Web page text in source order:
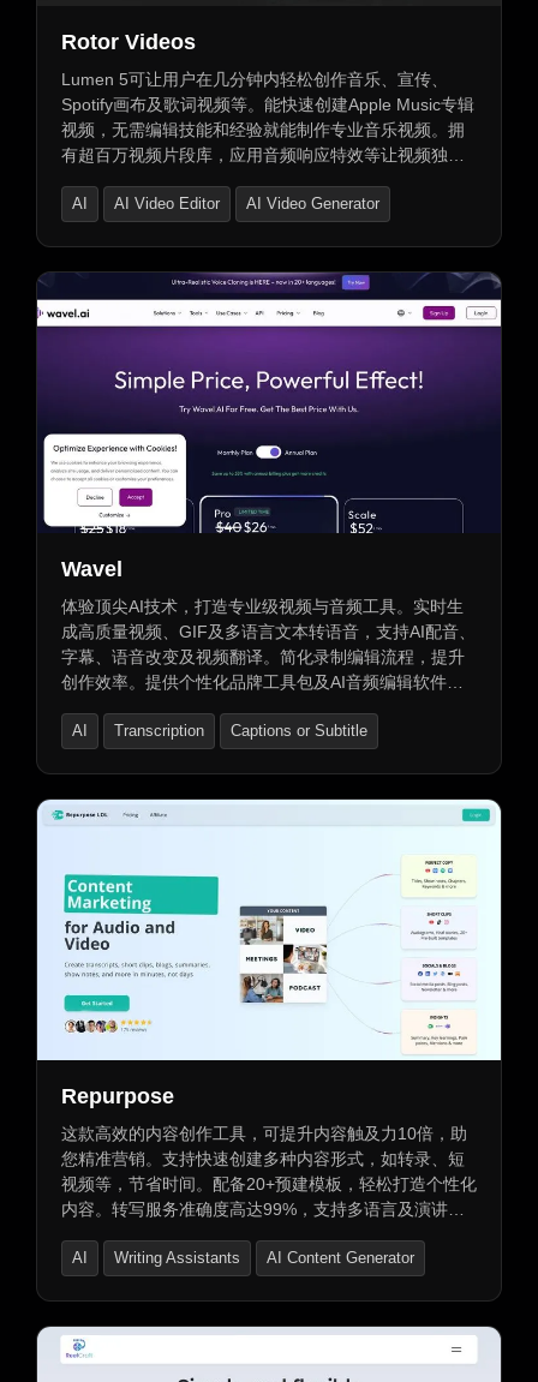
Rotor Videos
Lumen 5可让用户在几分钟内轻松创作音乐、宣传、
Spotify画布及歌词视频等。能快速创建Apple Music专辑
视频，无需编辑技能和经验就能制作专业音乐视频。拥
有超百万视频片段库，应用音频响应特效等让视频独
歌词视频，转化专辑封面为动态视频，支持直传
AI AI Video Editor AI Video Generator
Wavel
体验顶尖AI技术，打造专业级视频与音频工具。实时生
成高质量视频、GIF及多语言文本转语音，支持AI配音、
字幕、语音改变及视频翻译。简化录制编辑流程，提升
创作效率。提供个性化品牌工具包及AI音频编辑软件，
供试用，不同层次的订阅服务满足各种需求。
AI Transcription Captions or Subtitle
Repurpose
这款高效的内容创作工具，可提升内容触及力10倍，助
您精准营销。支持快速创建多种内容形式，如转录、短
视频等，节省时间。配备20+预建模板，轻松打造个性化
内容。转写服务准确度高达99%，支持多语言及演讲者
Zapier，自动化工作流程，提升效率。选择它，让内容
AI Writing Assistants AI Content Generator